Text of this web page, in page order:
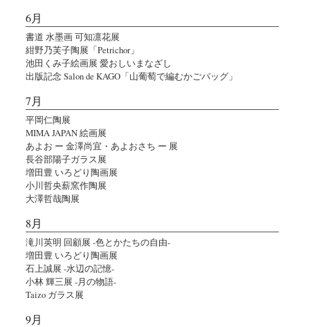
6月
書道 水墨画 可知凛花展
紺野乃芙子陶展「Petrichor」
池田くみ子絵画展 愛おしいまなざし
出版記念 Salon de KAGO「山葡萄で編むかごバッグ」
7月
平岡仁陶展
MIMA JAPAN 絵画展
あよお ー 金澤尚宜・あよおさち ー 展
長谷部陽子ガラス展
増田豊 いろどり陶画展
小川哲央薪窯作陶展
大澤哲哉陶展
8月
滝川英明 回顧展 -色とかたちの自由-
増田豊 いろどり陶画展
石上誠展 -水辺の記憶-
小林 輝三展 -月の物語-
Taizo ガラス展
9月